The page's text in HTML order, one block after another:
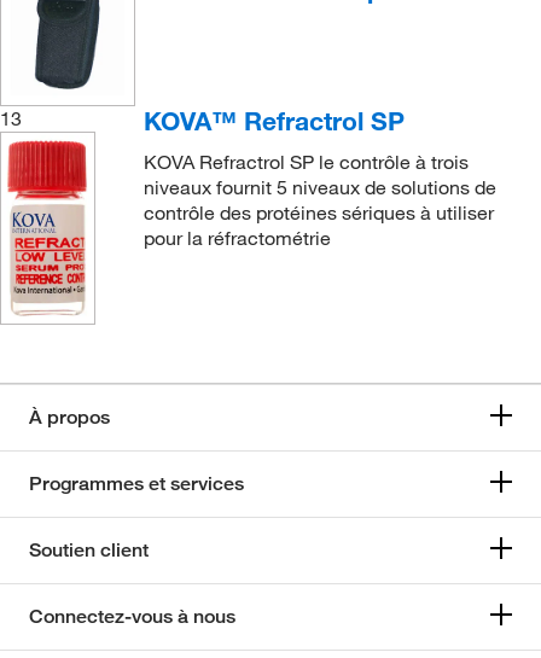
13 KOVA™ Refractrol SP
KOVA Refractrol SP le contrôle à trois
niveaux fournit 5 niveaux de solutions de
contrôle des protéines sériques à utiliser
pour la réfractométrie
À propos
Programmes et services
Soutien client
Connectez-vous à nous